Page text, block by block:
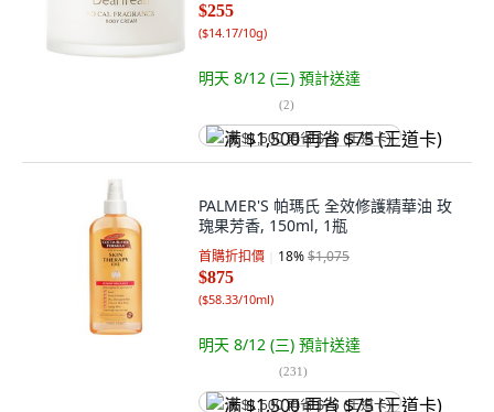
$255
($14.17/10g)
明天 8/12 (三) 預計送達
(2)
满 $1,500 再省 $75 (王道卡)
PALMER'S 帕瑪氏 全效修護精華油 玫
瑰果芳香, 150ml, 1瓶
首購折扣價 18%$1,075
$875
($58.33/10ml)
明天 8/12 (三) 預計送達
(231)
满 $1,500 再省 $75 (王道卡)